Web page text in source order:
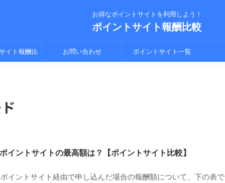
お得なポイントサイトを利用しよう！
ポイントサイト報酬比較
イト報酬比 お問い合わせ ポイントサイト一覧
イントサイトの最高額は？【ポイントサイト比較】
イントサイト経由で申し込んだ場合の報酬額について、下の表で